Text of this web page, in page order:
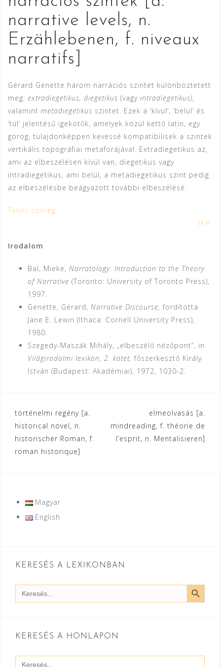
narrative levels, n.
Erzählebenen, f. niveaux
narratifs]
Gérard Genette három narrációs szintet különböztetett
meg: extradiegetikus, diegetikus (vagy intradiegetikus),
valamint metadiegetikus szintet. Ezek a ʼkívülʼ, ʼbelülʼ és
ʼtúlʼ jelentésű igekötők, amelyek közül kettő latin, egy
görög, tulajdonképpen kevéssé kompatibilisek a szintek
vertikális topográfiai metaforájával. Extradiegetikus az,
ami az elbeszélésen kívül van, diegetikus vagy
intradiegetikus, ami belül, a metadiegetikus szint pedig
az elbeszélésbe beágyazott további elbeszélésé.
Teljes szöveg
H.P.
Irodalom
Bal, Mieke, Narratology: Introduction to the Theory
of Narrative (Toronto: University of Toronto Press),
1997.
Genette, Gérard, Narrative Discourse, fordította
Jane E. Lewin (Ithaca: Cornell University Press),
1980.
Szegedy-Maszák Mihály, „elbeszélő nézőpont”, in
Világirodalmi lexikon, 2. kötet, főszerkesztő Király
István (Budapest: Akadémiai), 1972, 1030-2.
Bejegyzés
navigáció
történelmi regény [a.
historical novel, n.
historischer Roman, f.
roman historique]
elmeolvasás [a.
mindreading, f. théorie de
l’esprit, n. Mentalisieren]
Magyar
English
KERESÉS A LEXIKONBAN
Search
for:
SEARCH
KERESÉS A HONLAPON
Search